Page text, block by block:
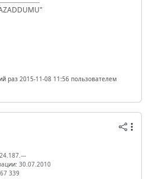
раз 2015-11-08 11:56 пользователем
30.07.2010
339